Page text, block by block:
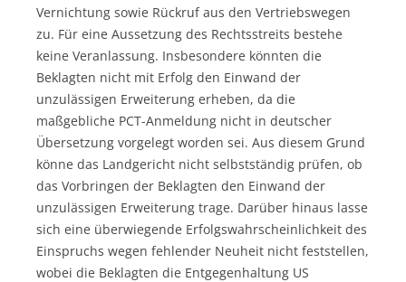
Vernichtung sowie Rückruf aus den Vertriebswegen
zu. Für eine Aussetzung des Rechtsstreits bestehe
keine Veranlassung. Insbesondere könnten die
Beklagten nicht mit Erfolg den Einwand der
unzulässigen Erweiterung erheben, da die
maßgebliche PCT-Anmeldung nicht in deutscher
Übersetzung vorgelegt worden sei. Aus diesem Grund
könne das Landgericht nicht selbstständig prüfen, ob
das Vorbringen der Beklagten den Einwand der
unzulässigen Erweiterung trage. Darüber hinaus lasse
sich eine überwiegende Erfolgswahrscheinlichkeit des
Einspruchs wegen fehlender Neuheit nicht feststellen,
wobei die Beklagten die Entgegenhaltung US